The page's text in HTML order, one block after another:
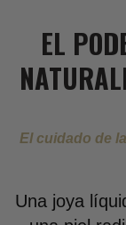
EL
El cuidado de
Una joya